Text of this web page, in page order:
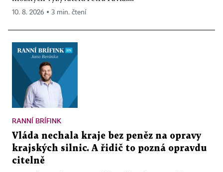
10. 8. 2026 ▪ 3 min. čtení
RANNÍ BRÍFINK
Vláda nechala kraje bez peněz na opravy
krajských silnic. A řidič to pozná opravdu
citelně